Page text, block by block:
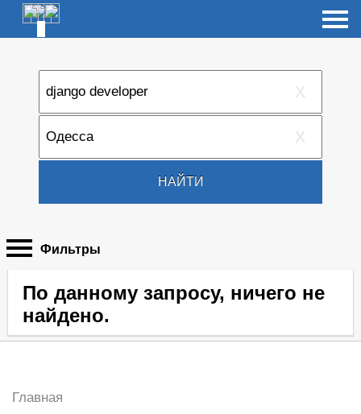
X
X
НАЙТИ
Фильтры
По данному запросу, ничего не
найдено.
Главная